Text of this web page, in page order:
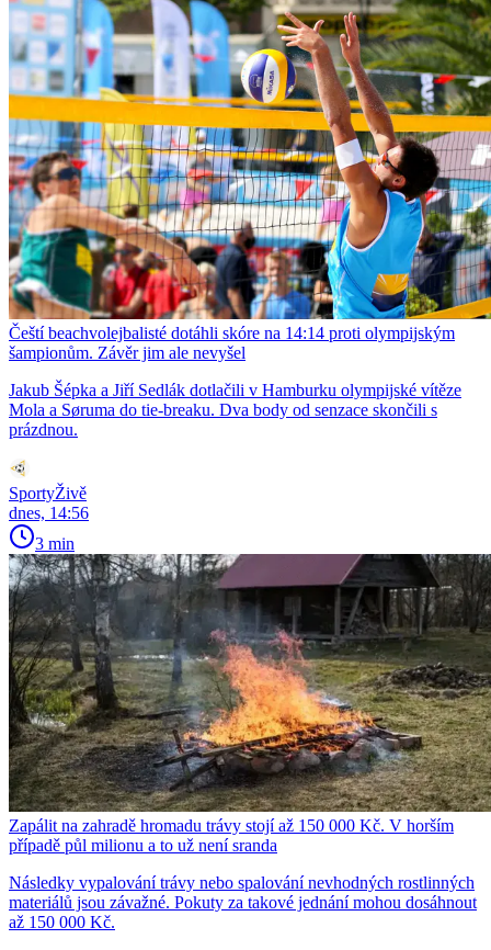
Čeští beachvolejbalisté dotáhli skóre na 14:14 proti olympijským
šampionům. Závěr jim ale nevyšel
Jakub Šépka a Jiří Sedlák dotlačili v Hamburku olympijské vítěze
Mola a Søruma do tie-breaku. Dva body od senzace skončili s
prázdnou.
SportyŽivě
dnes, 14:56
3 min
Zapálit na zahradě hromadu trávy stojí až 150 000 Kč. V horším
případě půl milionu a to už není sranda
Následky vypalování trávy nebo spalování nevhodných rostlinných
materiálů jsou závažné. Pokuty za takové jednání mohou dosáhnout
až 150 000 Kč.